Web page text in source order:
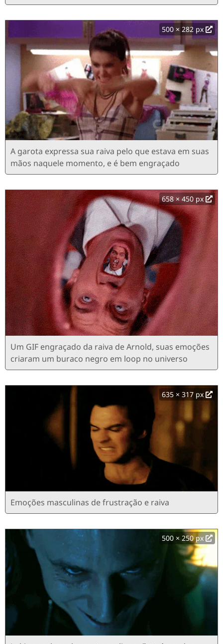
500 × 282 px
A garota expressa sua raiva pelo que estava em suas
mãos naquele momento, e é bem engraçado
658 × 450 px
Um GIF engraçado da raiva de Arnold, suas emoções
criaram um buraco negro em loop no universo
635 × 317 px
Emoções masculinas de frustração e raiva
500 × 250 px